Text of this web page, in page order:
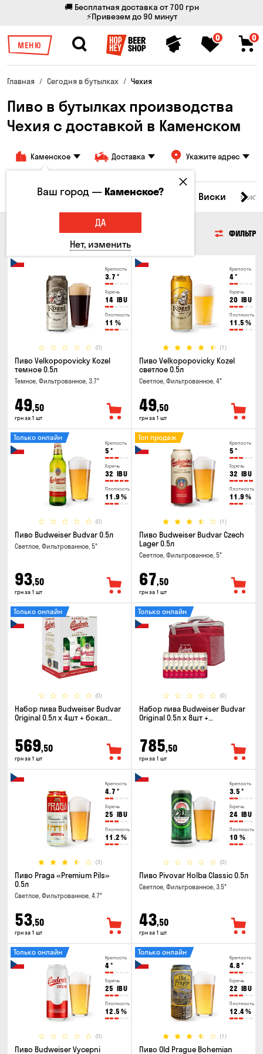
🚚 Бесплатная доставка от 700 грн
⚡Привезем до 90 минут
МЕНЮ
0 0
Главная Сегодня в бутылках Чехия
Пиво в бутылках производства
Чехия с доставкой в Каменском
Каменское Доставка Укажите адрес
Все товары Пиво Сидр Виски
ФИЛЬТР
Крепость
3.7 °
Горечь
14 IBU
Плотность
11 %
(0)
Пиво Velkopopovicky Kozel
темное 0.5л
Темное, Фильтрованное, 3.7°
49,50
грн за 1 шт
Крепость
4°
Горечь
20 IBU
Плотность
11.5 %
(1)
Пиво Velkopopovicky Kozel
светлое 0.5л
Светлое, Фильтрованное, 4°
49,50
грн за 1 шт
Крепость
5 °
Горечь
32 IBU
Плотность
11.9 %
(0)
Только онлайн
Пиво Budweiser Budvar 0.5л
Светлое, Фильтрованное, 5°
93,50
грн за 1 шт
Крепость
5 °
Горечь
32 IBU
Плотность
11.9 %
(1)
Топ продаж
Пиво Budweiser Budvar Czech
Lager 0.5л
Светлое, Фильтрованное, 5°
67,50
грн за 1 шт
(0)
Только онлайн
Набор пива Budweiser Budvar
Original 0.5л х 4шт + бокал
569,50
грн за 1 шт
(0)
Только онлайн
Набор пива Budweiser Budvar
Original 0.5л x 8шт +
785,50
грн за 1 шт
Крепость
4.7 °
Горечь
25 IBU
Плотность
11.2 %
(3)
Пиво Praga «Premium Pils»
0.5л
Светлое, Фильтрованное, 4.7°
53,50
грн за 1 шт
Крепость
3.5 °
Горечь
24 IBU
Плотность
10 %
(0)
Пиво Pivovar Holba Classic 0.5л
Светлое, Фильтрованное, 3.5°
43,50
грн за 1 шт
Крепость
4°
Горечь
25 IBU
Плотность
12.5 %
(0)
Только онлайн
Пиво Budweiser Vycepni
Крепость
4.8 °
Горечь
22 IBU
Плотность
12.4%
(1)
Только онлайн
Пиво Old Prague Bohemian
Ваш город —Каменское?
ДА
Нет, изменить